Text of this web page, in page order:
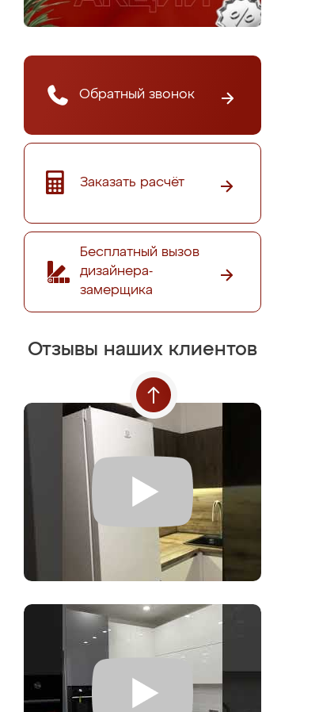
Обратный звонок
Заказать расчёт
Бесплатный вызов
дизайнера-
замерщика
Отзывы наших клиентов